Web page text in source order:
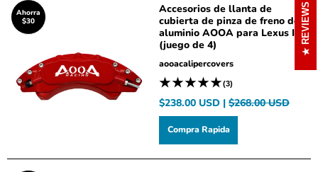
Ahorra
$30
Accesorios de llanta de
cubierta de pinza de freno de
aluminio AOOA para Lexus IS
(juego de 4)
aooacalipercovers
(3)
$238.00 USD | $268.00 USD
Compra Rapida
REVIEWS